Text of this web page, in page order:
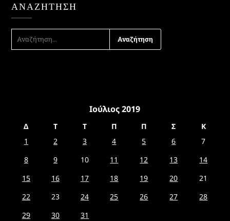
ΑΝΑΖΉΤΗΣΗ
ΑΝΑΖΉΤΗΣΗ
ΓΙΑ:
Ιούλιος 2019
Δ Τ Τ Π Π Σ
Κ
1
2 3 4 5 6
7
8
9 10 11 12 13
14
15
16 17 18 19 20
21
22
23 24 25 26 27
28
29
30
31